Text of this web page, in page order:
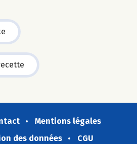
Mentions légales
des données
CGU